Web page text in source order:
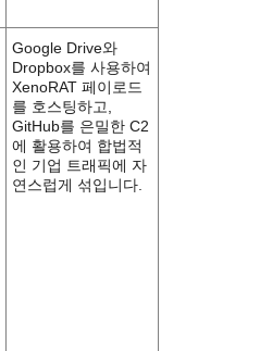
Google Drive와
Dropbox를 사용하여
XenoRAT 페이로드
를 호스팅하고,
GitHub를 은밀한 C2
에 활용하여 합법적
인 기업 트래픽에 자
연스럽게 섞입니다.